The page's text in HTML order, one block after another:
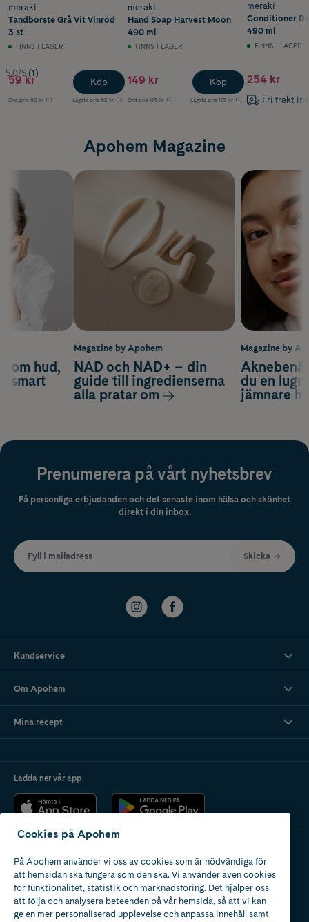
meraki
Tandborste Grå Vit Vinröd
3 st
FINNS I LAGER
5.0/5 (1)
59 kr
Ord.pris 69 kr Lägsta pris 68 kr
Köp
meraki
Hand Soap Harvest Moon
490 ml
FINNS I LAGER
149 kr
Ord.pris 175 kr Lägsta pris 173 kr
Köp
meraki
Conditioner
490 ml
FINNS I LAGER
254 kr
Fri frakt
Apohem Magazine
Magazine by
du en
jämnare
om hud,
smart
Magazine by Apohem
NAD och NAD+ – din
guide till ingredienserna
alla pratar om
Prenumerera på vårt nyhetsbrev
Få personliga erbjudanden och det senaste inom hälsa och skönhet
direkt i din inbox.
Fyll i mailadress Skicka
Kundservice
Om Apohem
Mina recept
Ladda ner vår app
Apotek med tillstånd
av Läkemedelsverket
Cookies på Apohem
På Apohem använder vi oss av cookies som är nödvändiga för
att hemsidan ska fungera som den ska. Vi använder även cookies
för funktionalitet, statistik och marknadsföring. Det hjälper oss
att följa och analysera beteenden på vår hemsida, så att vi kan
ge en mer personaliserad upplevelse och anpassa innehåll samt